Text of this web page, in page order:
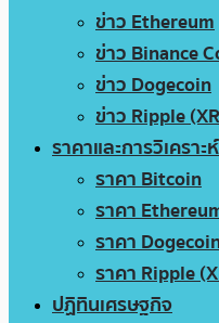
ข่าว Ethereum
ข่าว Binance
ข่าว Dogecoin
ข่าว Ripple
ราคาและการวิเคราะห์
ราคา Bitcoin
ราคา
ราคา
ราคา Ripple
ปฏิทินเศรษฐกิจ